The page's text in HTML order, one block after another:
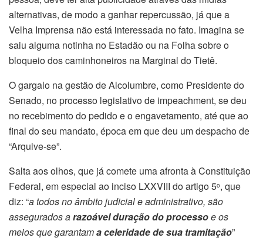
alternativas, de modo a ganhar repercussão, já que a
Velha Imprensa não está interessada no fato. Imagina se
saiu alguma notinha no Estadão ou na Folha sobre o
bloqueio dos caminhoneiros na Marginal do Tietê.
O gargalo na gestão de Alcolumbre, como Presidente do
Senado, no processo legislativo de impeachment, se deu
no recebimento do pedido e o engavetamento, até que ao
final do seu mandato, época em que deu um despacho de
“Arquive-se”.
Salta aos olhos, que já comete uma afronta à Constituição
Federal, em especial ao inciso LXXVIII do artigo 5o, que
diz: “a todos no âmbito judicial e administrativo, são
assegurados arazoável duração do processoe os
meios que garantama celeridade de sua tramitação”